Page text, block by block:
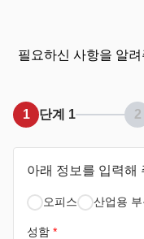
필요하신 사항을 알
1 단계 1 2
아래 정보를 입력해
오피스 산업용
성함 *